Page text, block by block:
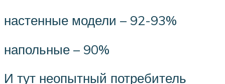
настенные модели – 92-93%
напольные – 90%
И тут неопытный потребитель